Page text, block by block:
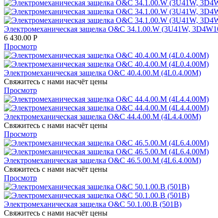
Электромеханическая защелка O&C 34.1.00.W (3U41W,
6 430.00 Р
Просмотр
Электромеханическая защелка O&C 40.4.00.M (4L0.4.00M)
Свяжитесь с нами насчёт цены
Просмотр
Электромеханическая защелка O&C 44.4.00.M (4L4.4.00M)
Свяжитесь с нами насчёт цены
Просмотр
Электромеханическая защелка O&C 46.5.00.M (4L6.4.00M)
Свяжитесь с нами насчёт цены
Просмотр
Электромеханическая защелка O&C 50.1.00.B (501B)
Свяжитесь с нами насчёт цены